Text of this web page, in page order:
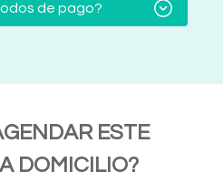
de pago?
ESTE
DOMICILIO?